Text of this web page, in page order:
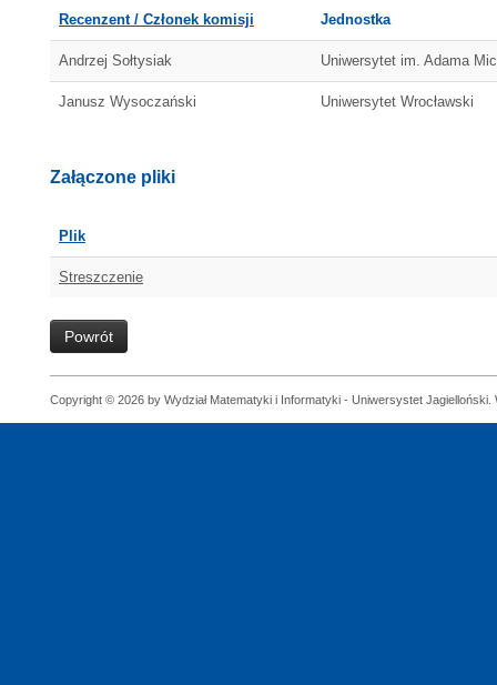
Recenzent / Członek komisji Jednostka
Andrzej Sołtysiak Uniwersytet im. Adama
Janusz Wysoczański Uniwersytet Wrocławski
Załączone pliki
Plik
Streszczenie
Powrót
Copyright © 2026 by Wydział Matematyki i Informatyki - Uniwersystet